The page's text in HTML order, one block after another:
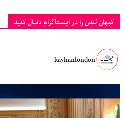
کیهان لندن را در اینستاگرام دنبال کنید
kayhanlondon